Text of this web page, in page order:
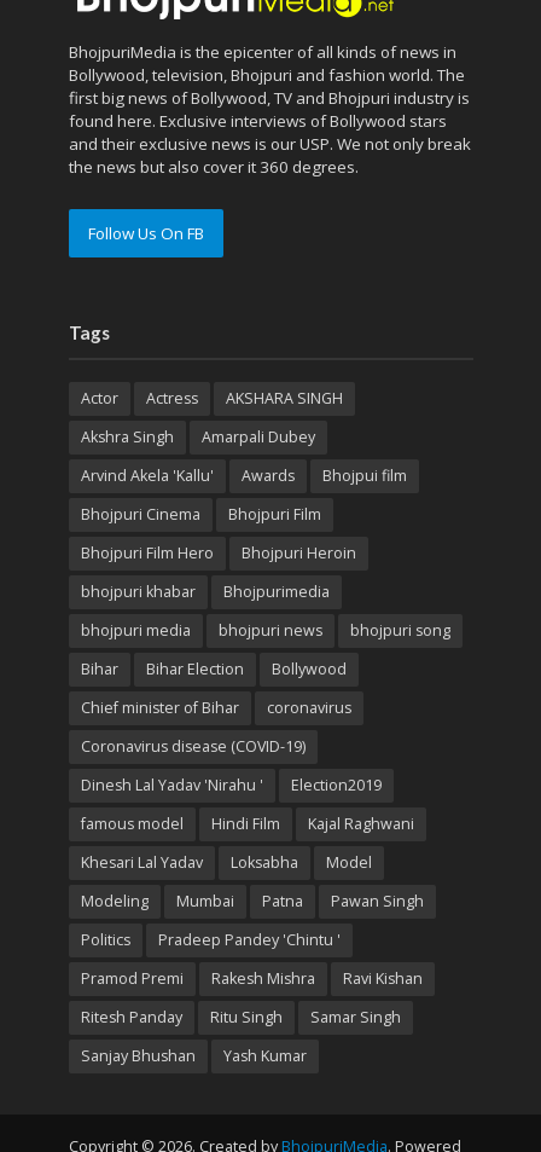
BhojpuriMedia is the epicenter of all kinds of news in
Bollywood, television, Bhojpuri and fashion world. The
first big news of Bollywood, TV and Bhojpuri industry is
found here. Exclusive interviews of Bollywood stars
and their exclusive news is our USP. We not only break
the news but also cover it 360 degrees.
Follow Us On FB
Tags
Actor Actress
AKSHARA SINGH
Akshra Singh
Amarpali Dubey
Arvind Akela 'Kallu'
Awards
Bhojpui film
Bhojpuri Cinema
Bhojpuri Film
Bhojpuri Film Hero
Bhojpuri Heroin
bhojpuri khabar
Bhojpurimedia
bhojpuri media
bhojpuri news
bhojpuri song
Bihar
Bihar Election
Bollywood
Chief minister of Bihar
coronavirus
Coronavirus disease (COVID-19)
Dinesh Lal Yadav 'Nirahu '
Election2019
famous model
Hindi Film
Kajal Raghwani
Khesari Lal Yadav
Loksabha
Model
Modeling
Mumbai Patna
Pawan Singh
Politics
Pradeep Pandey 'Chintu '
Pramod Premi
Rakesh Mishra
Ravi Kishan
Ritesh Panday
Ritu Singh
Samar Singh
Sanjay Bhushan
Yash Kumar
Copyright © 2026. Created by BhojpuriMedia. Powered